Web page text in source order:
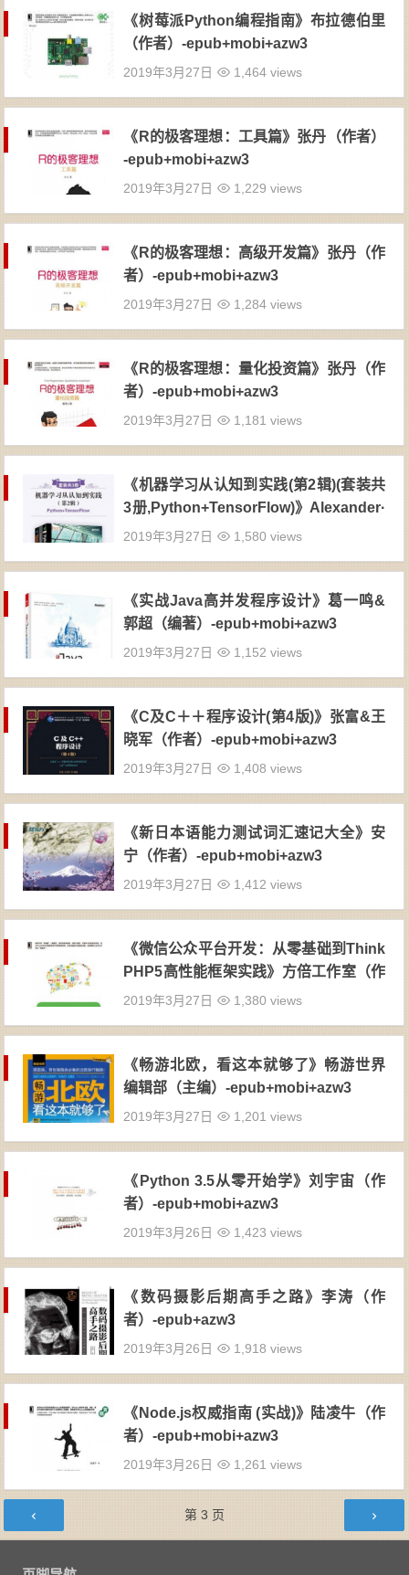
《树莓派Python编程指南》布拉德伯里
（作者）-epub+mobi+azw3
2019年3月27日 1,464 views
《R的极客理想：工具篇》张丹（作者）
-epub+mobi+azw3
2019年3月27日 1,229 views
《R的极客理想：高级开发篇》张丹（作
者）-epub+mobi+azw3
2019年3月27日 1,284 views
《R的极客理想：量化投资篇》张丹（作
者）-epub+mobi+azw3
2019年3月27日 1,181 views
《机器学习从认知到实践(第2辑)(套装共
3册,Python+TensorFlow)》Alexander·
T·Combs 等（作者）-epub+mobi+azw
2019年3月27日 1,580 views
《实战Java高并发程序设计》葛一鸣&
郭超（编著）-epub+mobi+azw3
2019年3月27日 1,152 views
《C及C＋＋程序设计(第4版)》张富&王
晓军（作者）-epub+mobi+azw3
2019年3月27日 1,408 views
《新日本语能力测试词汇速记大全》安
宁（作者）-epub+mobi+azw3
2019年3月27日 1,412 views
《微信公众平台开发：从零基础到Think
PHP5高性能框架实践》方倍工作室（作
者）-epub+mobi+azw3
2019年3月27日 1,380 views
《畅游北欧，看这本就够了》畅游世界
编辑部（主编）-epub+mobi+azw3
2019年3月27日 1,201 views
《Python 3.5从零开始学》刘宇宙（作
者）-epub+mobi+azw3
2019年3月26日 1,423 views
《数码摄影后期高手之路》李涛（作
者）-epub+azw3
2019年3月26日 1,918 views
《Node.js权威指南 (实战)》陆凌牛（作
者）-epub+mobi+azw3
2019年3月26日 1,261 views
文章导航 第 3 页